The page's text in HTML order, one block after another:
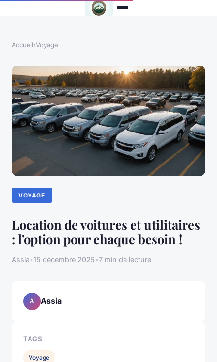
Accueil›Voyage
VOYAGE
Location de voitures et utilitaires
: l'option pour chaque besoin !
Assia•15 décembre 2025•7 min de lecture
A Assia
TAGS
Voyage